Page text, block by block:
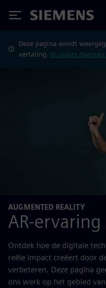
Siemens
Deze pagina wordt
vertaling. In plaats
AUGMENTED REALITY
AR-
Ontdek hoe de digitale
reële impact creëert door
verbeteren. Deze pagina
ons werk op het gebied